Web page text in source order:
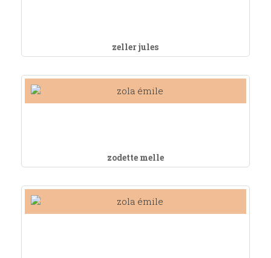
zeller jules
zodette melle